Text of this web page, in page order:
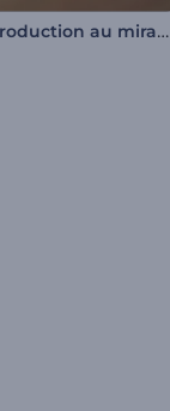
Introduction au miracle de la boule à neige